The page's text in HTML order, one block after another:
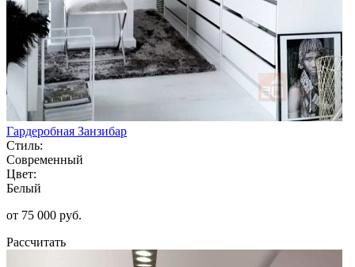
Гардеробная Занзибар
Стиль:
Современный
Цвет:
Белый
от 75 000 руб.
Рассчитать